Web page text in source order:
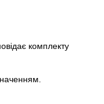
комплекту